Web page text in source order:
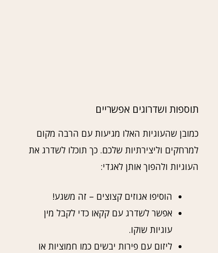
תוספות ושדרוגים אפשריים
כמובן שהעוגיות האלו מגיעות עם הרבה מקום
למרחקים וליצירתיות שלכם. כך תוכלו לשדרג את
העוגיות ולהפוך אותן לאגדי:
הוסיפו אגוזים קצוצים – זה משגע!
אפשר לשדרג עם קקאו כדי לקבל מין
עוגיות שוקו.
ליזום עם פירות יבשים כמו חמוציות או